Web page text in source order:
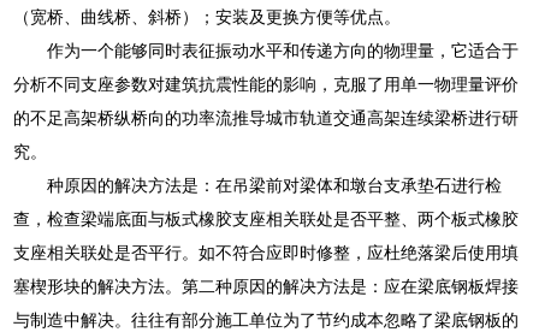
（宽桥、曲线桥、斜桥）；安装及更换方便等优点。
作为一个能够同时表征振动水平和传递方向的物理量，它适合于
分析不同支座参数对建筑抗震性能的影响，克服了用单一物理量评价
的不足高架桥纵桥向的功率流推导城市轨道交通高架连续梁桥进行研
究。
种原因的解决方法是：在吊梁前对梁体和墩台支承垫石进行检
查，检查梁端底面与板式橡胶支座相关联处是否平整、两个板式橡胶
支座相关联处是否平行。如不符合应即时修整，应杜绝落梁后使用填
塞楔形块的解决方法。第二种原因的解决方法是：应在梁底钢板焊接
与制造中解决。往往有部分施工单位为了节约成本忽略了梁底钢板的